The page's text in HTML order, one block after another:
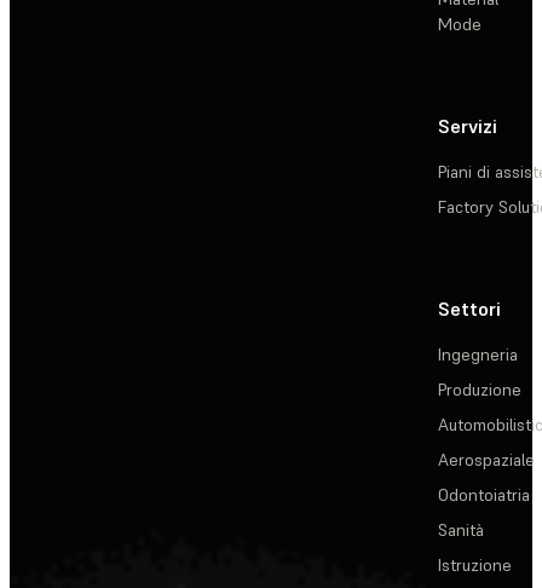
Mode
Servizi
Piani di
Factory
Settori
Ingegneria
Produzione
Aerospaziale
Odontoiatria
Sanità
Istruzione